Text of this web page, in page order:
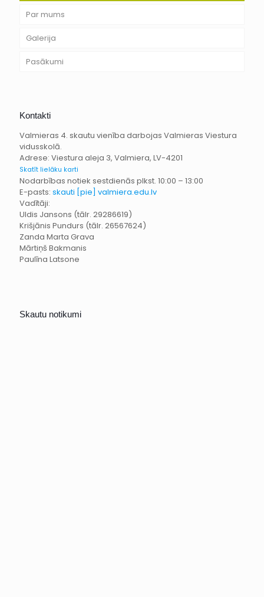
Par mums
Galerija
Pasākumi
Kontakti
Valmieras 4. skautu vienība darbojas Valmieras Viestura
vidusskolā.
Adrese: Viestura aleja 3, Valmiera, LV-4201
Skatīt lielāku karti
Nodarbības notiek sestdienās plkst. 10:00 – 13:00
E-pasts: skauti [pie] valmiera.edu.lv
Vadītāji:
Uldis Jansons (tālr. 29286619)
Krišjānis Pundurs (tālr. 26567624)
Zanda Marta Grava
Mārtiņš Bakmanis
Paulīna Latsone
Skautu notikumi